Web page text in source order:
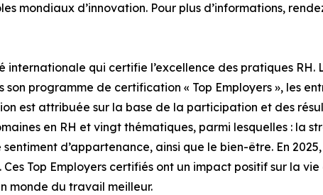
mondiaux d’innovation. Pour plus d’informations,
internationale qui certifie l’excellence des pratiques
son programme de certification « Top Employers », les
est attribuée sur la base de la participation et des
en RH et vingt thématiques, parmi lesquelles : la
sentiment d’appartenance, ainsi que le bien-être. En
Ces Top Employers certifiés ont un impact positif sur la
monde du travail meilleur.